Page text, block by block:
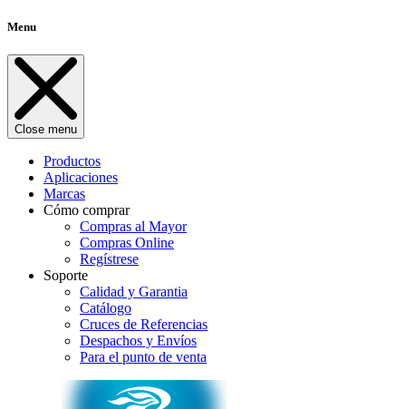
Menu
Close menu
Productos
Aplicaciones
Marcas
Cómo comprar
Compras al Mayor
Compras Online
Regístrese
Soporte
Calidad y Garantia
Catálogo
Cruces de Referencias
Despachos y Envíos
Para el punto de venta